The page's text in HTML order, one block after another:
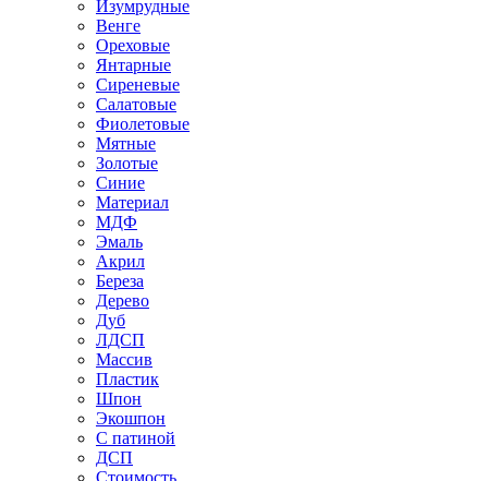
Изумрудные
Венге
Ореховые
Янтарные
Сиреневые
Салатовые
Фиолетовые
Мятные
Золотые
Синие
Материал
МДФ
Эмаль
Акрил
Береза
Дерево
Дуб
ЛДСП
Массив
Пластик
Шпон
Экошпон
С патиной
ДСП
Стоимость